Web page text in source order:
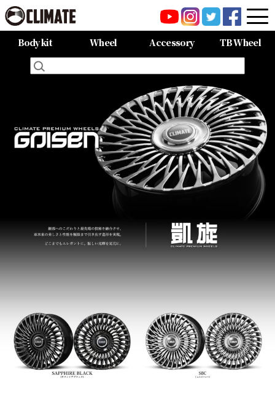
Body kit
All Items
80HARRIER-Balena-
MAZDA CX-8 -Balena-
MAZDA CX-5 -Balena-
LAND CRUISER 150PRADO
LAND CRUISER 200
60HARRIER(Late Term)
60HARRIER(First Term)
50PRIUS
LEXUS NX300 F-SPORT
LEXUS LX570
Wheel
All Items
CARGO PRO/カーゴプロ
GAISEN/凱旋
HOUOH/鳳凰
DEVGRU
ALIA LM-r
ALIA M-5
ALIA S-5
SWATT
BurjAL【Forged】
TEJAS【Forged】
Accessory TB Wheel